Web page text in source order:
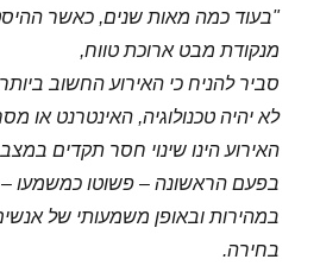
"בעוד כמה מאות שנים, כאשר
מנקודת מבט ארוכת טווח,
סביר להניח כי האירוע החשוב
לא יהיה טכנולוגיה, האינטרנט או
האירוע הינו שינוי חסר תקדים
בפעם הראשונה – פשוטו כמשמעו –
במהירות ובאופן משמעותי של
בחירה.